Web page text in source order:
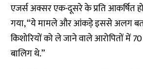
एजर्स अक्सर एक-दूसरे के प्रति आकर्षित
गया, “ये मामले और आंकड़े इससे अलग
किशोरियों को ले जाने वाले आरोपितों में
बालिग थे.”